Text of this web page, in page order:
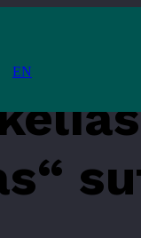
EN